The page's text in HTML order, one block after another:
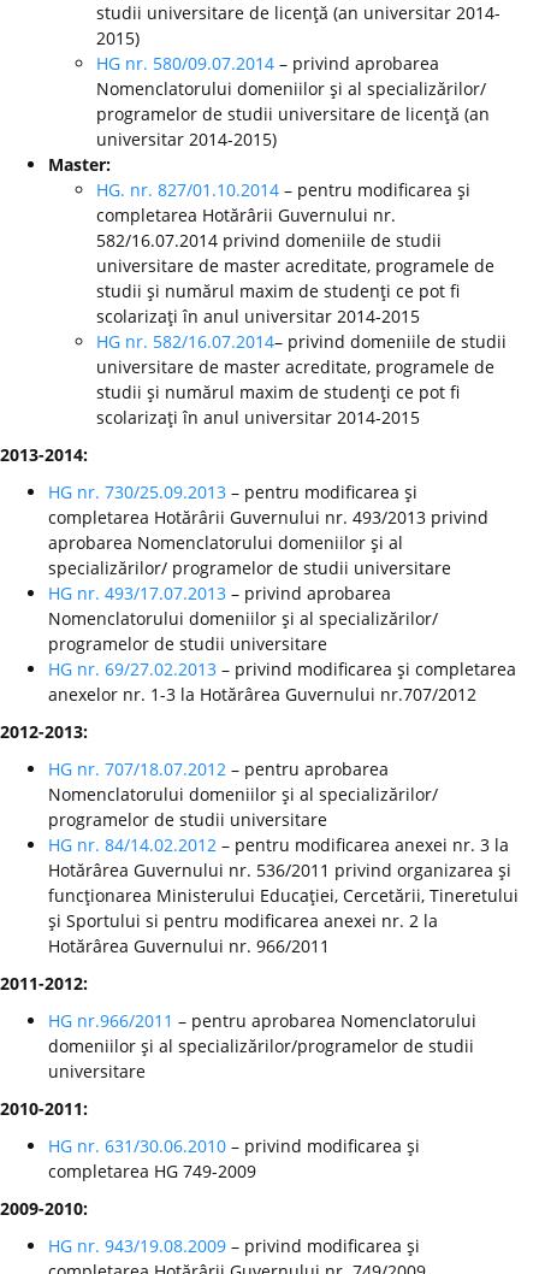
studii universitare de licenţă (an universitar 2014-
2015)
HG nr. 580/09.07.2014 – privind aprobarea
Nomenclatorului domeniilor şi al specializărilor/
programelor de studii universitare de licenţă (an
universitar 2014-2015)
Master:
HG. nr. 827/01.10.2014 – pentru modificarea şi
completarea Hotărârii Guvernului nr.
582/16.07.2014 privind domeniile de studii
universitare de master acreditate, programele de
studii şi numărul maxim de studenţi ce pot fi
scolarizaţi în anul universitar 2014-2015
HG nr. 582/16.07.2014– privind domeniile de studii
universitare de master acreditate, programele de
studii şi numărul maxim de studenţi ce pot fi
scolarizaţi în anul universitar 2014-2015
2013-2014:
HG nr. 730/25.09.2013 – pentru modificarea şi
completarea Hotărârii Guvernului nr. 493/2013 privind
aprobarea Nomenclatorului domeniilor şi al
specializărilor/ programelor de studii universitare
HG nr. 493/17.07.2013 – privind aprobarea
Nomenclatorului domeniilor şi al specializărilor/
programelor de studii universitare
HG nr. 69/27.02.2013 – privind modificarea şi completarea
anexelor nr. 1-3 la Hotărârea Guvernului nr.707/2012
2012-2013:
HG nr. 707/18.07.2012 – pentru aprobarea
Nomenclatorului domeniilor şi al specializărilor/
programelor de studii universitare
HG nr. 84/14.02.2012 – pentru modificarea anexei nr. 3 la
Hotărârea Guvernului nr. 536/2011 privind organizarea şi
funcţionarea Ministerului Educaţiei, Cercetării, Tineretului
şi Sportului si pentru modificarea anexei nr. 2 la
Hotărârea Guvernului nr. 966/2011
2011-2012:
HG nr.966/2011 – pentru aprobarea Nomenclatorului
domeniilor şi al specializărilor/programelor de studii
universitare
2010-2011:
HG nr. 631/30.06.2010 – privind modificarea şi
completarea HG 749-2009
2009-2010:
HG nr. 943/19.08.2009 – privind modificarea şi